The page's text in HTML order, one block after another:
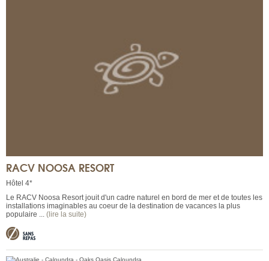
RACV NOOSA RESORT
Hôtel 4*
Le RACV Noosa Resort jouit d'un cadre naturel en bord de mer et de toutes les
installations imaginables au coeur de la destination de vacances la plus
populaire ... (lire la suite)